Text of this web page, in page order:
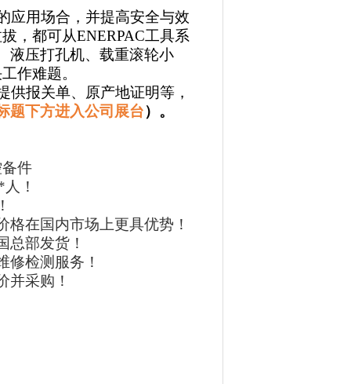
应用场合，并提高安全与效
，都可从ENERPAC工具系
液压打孔机、载重滚轮小
作难题。
供报关单、原产地证明等，
题下方进入公司展台）。
件
！
在国内市场上更具优势！
总部发货！
修检测服务 ！
并采购！